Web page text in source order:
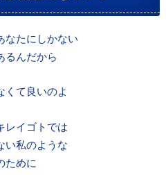
なたにしかない
るんだから
くて良いのよ
レイゴトでは
い私のような
ために